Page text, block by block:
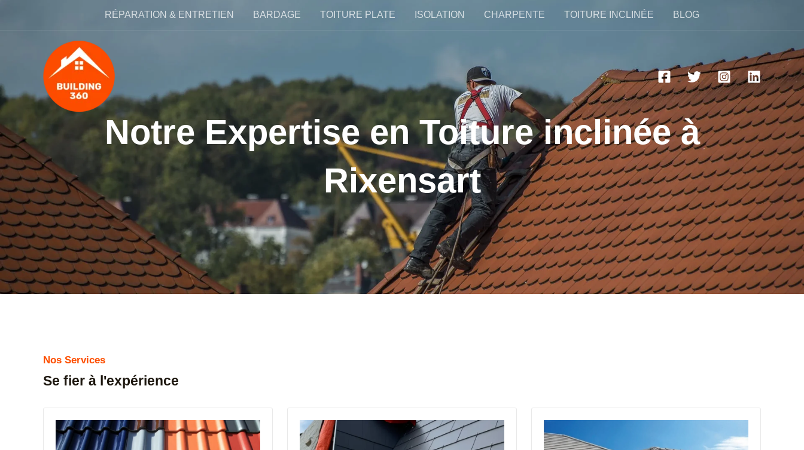
to
RÉPARATION & ENTRETIEN BARDAGE TOITURE PLATE ISOLATION CHARPENTE TOITURE INCLINÉE BLOG
Notre Expertise en Toiture inclinée à
Rixensart
Nos Services
Se fier à l'expérience